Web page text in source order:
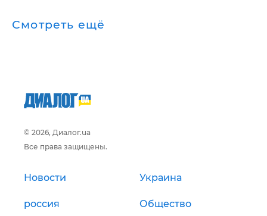
Смотреть ещё
© 2026, Диалог.ua
Все права защищены.
Новости Украина
россия Общество